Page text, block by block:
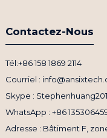
Contactez-Nous
Tél:+86 158 1869 2114
Courriel :
Skype :
WhatsApp : +86
Adresse : Bâtiment F,